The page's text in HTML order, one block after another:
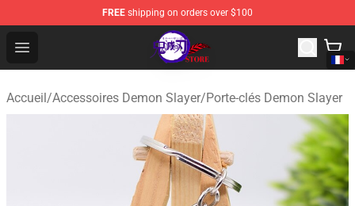
FREE shipping on orders over $100
Open menu
Kimetsu no Yaiba Store - Official Kimetsu no Yaiba
Accueil/Accessoires Demon Slayer/Porte-clés Demon Slayer